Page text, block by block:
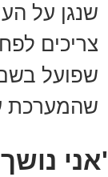
שנגן על
צריכים
שפועל
שהמערכת
'אני